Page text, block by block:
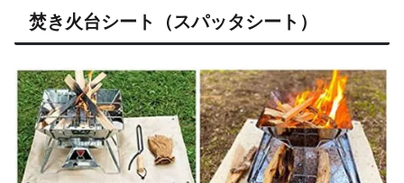
焚き火台シート（スパッタシート）